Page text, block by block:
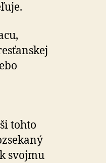
tohto
svojmu